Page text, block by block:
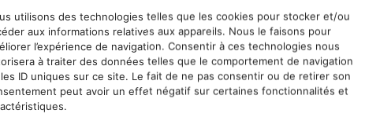
utilisons des technologies telles que les cookies pour stocker et/ou
aux informations relatives aux appareils. Nous le faisons pour
l’expérience de navigation. Consentir à ces technologies nous
à traiter des données telles que le comportement de navigation
ID uniques sur ce site. Le fait de ne pas consentir ou de retirer son
peut avoir un effet négatif sur certaines fonctionnalités et